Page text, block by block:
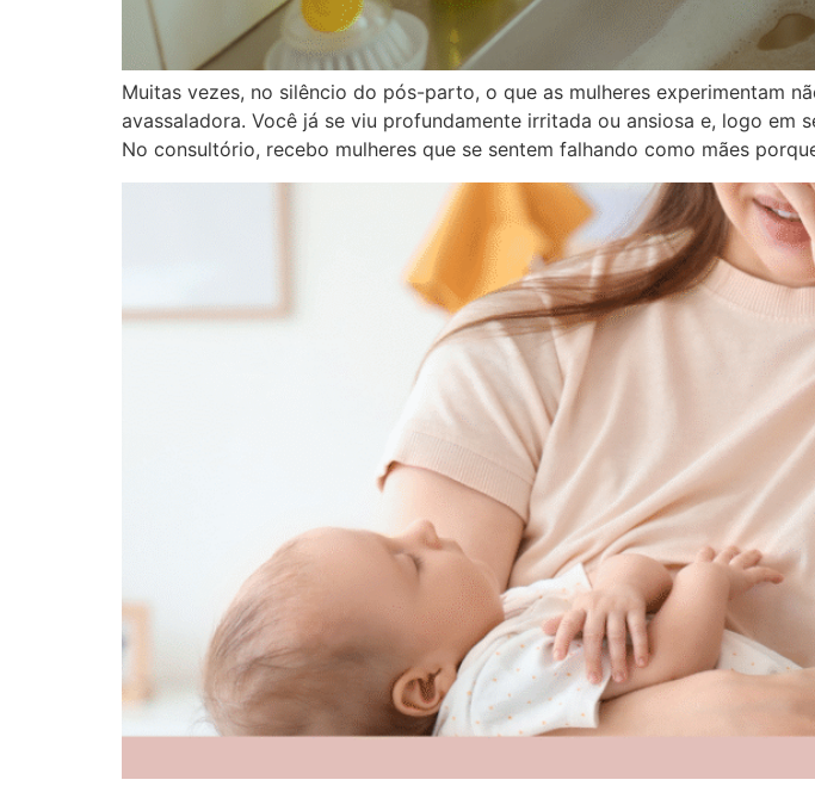
Muitas vezes, no silêncio do pós-parto, o que as mulheres experimentam
avassaladora. Você já se viu profundamente irritada ou ansiosa e, logo
No consultório, recebo mulheres que se sentem falhando como mães